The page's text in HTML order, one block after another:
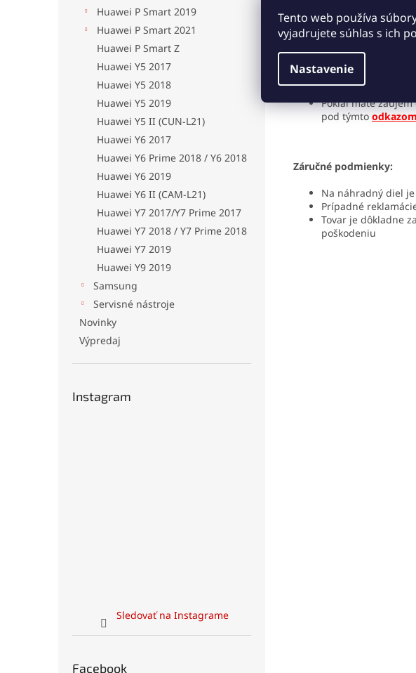
Tento web používa
vyjadrujete súhlas s ich
Nastavenie
Huawei P Smart 2019
Huawei P Smart 2021
Huawei P Smart Z
Huawei Y5 2017
Huawei Y5 2018
Huawei Y5 2019
Huawei Y5 II (CUN-L21)
Huawei Y6 2017
Huawei Y6 Prime 2018 / Y6 2018
Huawei Y6 2019
Huawei Y6 II (CAM-L21)
Huawei Y7 2017/Y7 Prime 2017
Huawei Y7 2018 / Y7 Prime 2018
Huawei Y7 2019
Huawei Y9 2019
Samsung
Servisné nástroje
Novinky
Výpredaj
Instagram
Sledovať na Instagrame
Facebook
Montáž:
Montáž a výmenu
technik. Za škody
Pokiaľ máte
pod týmto odkazom
Záručné podmienky:
Na náhradný diel
Prípadné
Tovar je dôkladne
poškodeniu